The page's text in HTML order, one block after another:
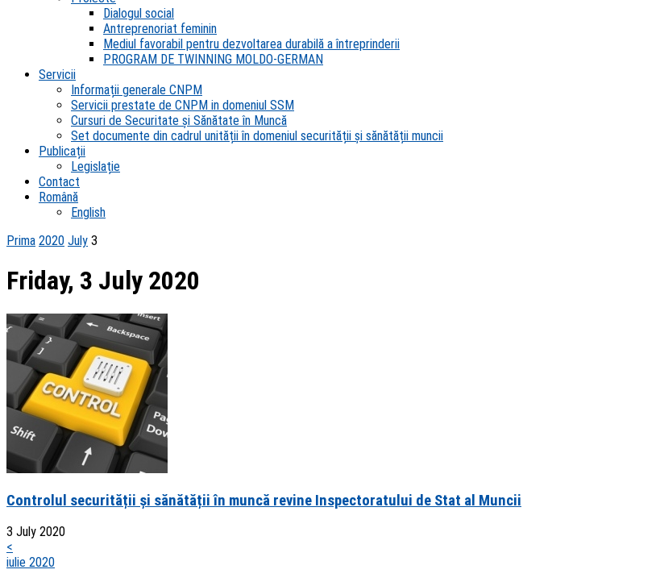
Dialogul social
Antreprenoriat feminin
Mediul favorabil pentru dezvoltarea durabilă a întreprinderii
PROGRAM DE TWINNING MOLDO-GERMAN
Servicii
Informații generale CNPM
Servicii prestate de CNPM in domeniul SSM
Cursuri de Securitate și Sănătate în Muncă
Set documente din cadrul unității în domeniul securității și sănătății muncii
Publicații
Legislație
Contact
Română
English
Prima 2020 July 3
Friday, 3 July 2020
Controlul securității și sănătății în muncă revine Inspectoratului de Stat al Muncii
3 July 2020
<
iulie 2020